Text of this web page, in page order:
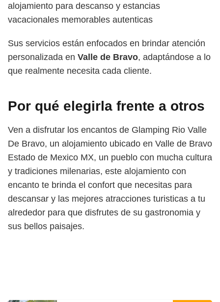
alojamiento para descanso y estancias
vacacionales memorables autenticas
Sus servicios están enfocados en brindar atención
personalizada en Valle de Bravo, adaptándose a lo
que realmente necesita cada cliente.
Por qué elegirla frente a otros
Ven a disfrutar los encantos de Glamping Rio Valle
De Bravo, un alojamiento ubicado en Valle de Bravo
Estado de Mexico MX, un pueblo con mucha cultura
y tradiciones milenarias, este alojamiento con
encanto te brinda el confort que necesitas para
descansar y las mejores atracciones turisticas a tu
alrededor para que disfrutes de su gastronomia y
sus bellos paisajes.